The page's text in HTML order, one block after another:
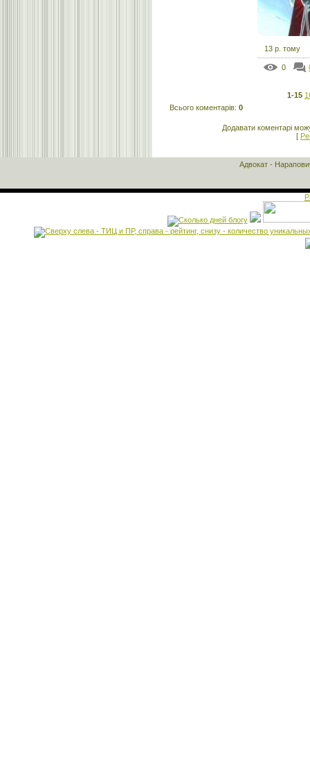
13 р. тому
0
1-15
Всього коментарів: 0
Додавати коментарі
[
Адвокат -